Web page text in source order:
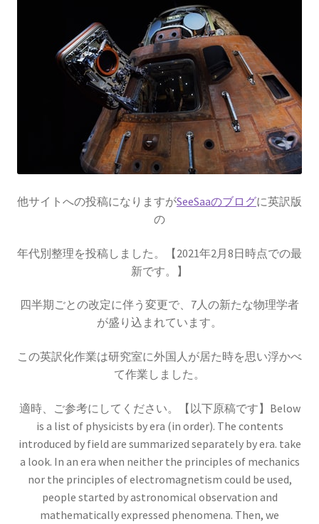
【謎に満ちた数と幾何学の創始者】
フォン・ノイマン
【映画作品「博士の異常な愛情」のモデル‗ノ
イマン型PC開発】
トマス・ヤング
【 医学の視点から光の波動説を発展｜三原色の提唱】
歴史的な集合写真
1927年10月開催
【第五回ソルベー会議】
Ａ＝マリ・アンペール
【電流の仕組みを分かり易く実験で説明】
他サイトへの投稿になりますがSeeSaaのブログに英訳版
の
年代別整理を投稿しました。【2021年2月8日時点での最
新です。】
四半期ごとの改定に伴う変更で、7人の新たな物理学者
が盛り込まれています。
この英訳化作業は研究室に外国人が居た時を思い浮かべ
て作業しました。
適時、ご参考にしてください。【以下原稿です】Below
is a list of physicists by era (in order). The contents
introduced by field are summarized separately by era. take
a look. In an era when neither the principles of mechanics
nor the principles of electromagnetism could be used,
people started by astronomical observation and
mathematically expressed phenomena. Then, we